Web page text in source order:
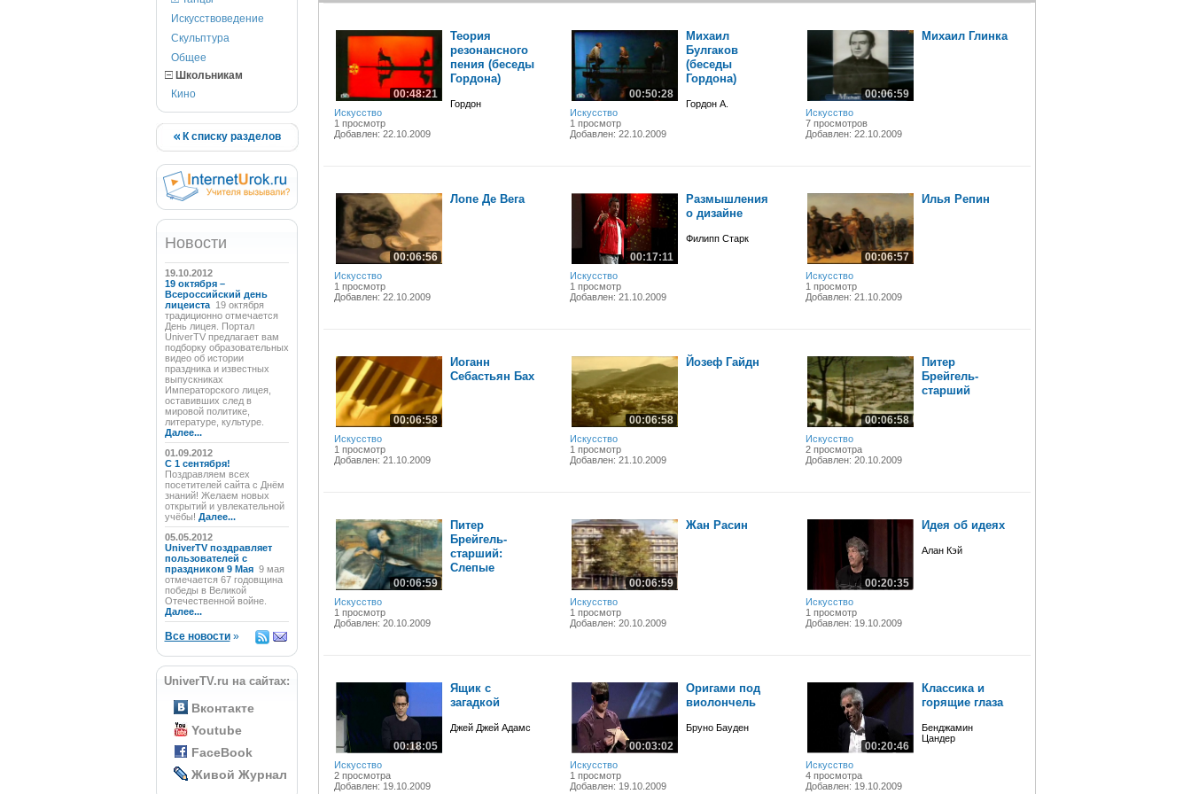
Искусствоведение
Скульптура
Общее
Школьникам
Кино
К списку разделов
Новости
19.10.2012
19 октября –
Всероссийский день
лицеиста 19 октября
традиционно отмечается
День лицея. Портал
UniverTV предлагает вам
подборку образовательных
видео об истории
праздника и известных
выпускниках
Императорского лицея,
оставивших след в
мировой политике,
литературе, культуре.
Далее...
01.09.2012
C 1 сентября!
Поздравляем всех
посетителей сайта с Днём
знаний! Желаем новых
открытий и увлекательной
учёбы! Далее...
05.05.2012
UniverTV поздравляет
пользователей с
праздником 9 Мая 9 мая
отмечается 67 годовщина
победы в Великой
Отечественной войне.
Далее...
Все новости»
UniverTV.ru на сайтах:
Вконтакте
Youtube
FaceBook
Живой Журнал
00:48:21
Искусство
1 просмотр
Добавлен: 22.10.2009
Теория
резонансного
пения (беседы
Гордона)
Гордон
00:50:28
Искусство
1 просмотр
Добавлен: 22.10.2009
Михаил
Булгаков
(беседы
Гордона)
Гордон А.
00:06:59
Искусство
7 просмотров
Добавлен: 22.10.2009
Михаил Глинка
00:06:56
Искусство
1 просмотр
Добавлен: 22.10.2009
Лопе Де Вега
00:17:11
Искусство
1 просмотр
Добавлен: 21.10.2009
Размышления
о дизайне
Филипп Старк
00:06:57
Искусство
1 просмотр
Добавлен: 21.10.2009
Илья Репин
00:06:58
Искусство
1 просмотр
Добавлен: 21.10.2009
Иоганн
Себастьян Бах
00:06:58
Искусство
1 просмотр
Добавлен: 21.10.2009
Йозеф Гайдн
00:06:58
Искусство
2 просмотра
Добавлен: 20.10.2009
Питер
Брейгель-
старший
00:06:59
Искусство
1 просмотр
Добавлен: 20.10.2009
Питер
Брейгель-
старший:
Слепые
00:06:59
Искусство
1 просмотр
Добавлен: 20.10.2009
Жан Расин
00:20:35
Искусство
1 просмотр
Добавлен: 19.10.2009
Идея об идеях
Алан Кэй
00:18:05
Искусство
2 просмотра
Добавлен: 19.10.2009
Ящик с
загадкой
Джей Джей Адамс
00:03:02
Искусство
1 просмотр
Добавлен: 19.10.2009
Оригами под
виолончель
Бруно Бауден
00:20:46
Искусство
4 просмотра
Добавлен: 19.10.2009
Классика и
горящие глаза
Бенджамин
Цандер